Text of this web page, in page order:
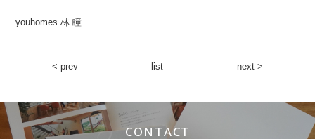
youhomes 林 瞳
< prev list next >
CONTACT